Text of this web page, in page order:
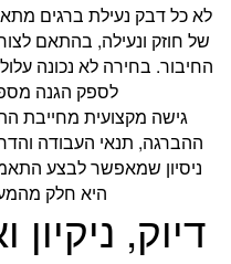
לא כל דבק נעילת ברגים
של חוזק ונעילה, בהתאם
החיבור. בחירה לא נכונה
לספק הגנה
גישה מקצועית מחייבת
ההברגה, תנאי העבודה
ניסיון שמאפשר לבצע
היא חלק
דיוק,